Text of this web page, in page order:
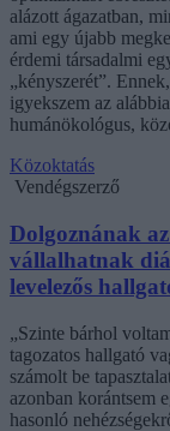
alázott ágazatban,
ami egy újabb
érdemi társadalmi
„kényszerét”.
igyekszem az
humánökológus,
Közoktatás
Vendégszerző
Dolgoznának
vállalhatnak
levelezős
„Szinte bárhol
tagozatos hallgató
számolt be
azonban korántsem
hasonló